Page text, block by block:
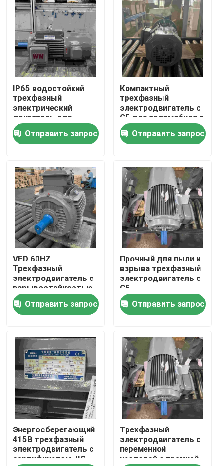
Дома
О Компании
Контакты
Продукция
Видео
Электрический двигатель высокой эффективности
Электрические двигатели одиночной фазы
Трехфазные электрические двигатели
Электрические двигатели низшего напряжения
Средний мотор индукции напряжения тока
IP65 водостойкий
трехфазный
электрический
двигатель для
паровой зоны
Отправить запрос
Компактный
трехфазный
электродвигатель с
CE для автомобиля с
новой энергией
Отправить запрос
VFD 60HZ
Трехфазный
электродвигатель с
взрывостойкостью
CE
Отправить запрос
Прочный для пыли и
взрыва трехфазный
электродвигатель с
CE
Отправить запрос
Энергосберегающий
415В трехфазный
электродвигатель с
сертификатом JIS
Трехфазный
электродвигатель с
переменной
частотой с премией